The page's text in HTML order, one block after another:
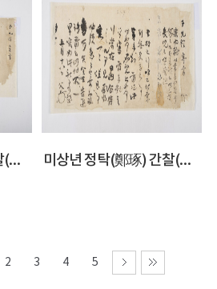
미상년 정탁(鄭琢) 간찰(簡札) 미상년 정탁(鄭琢) 간찰(簡札)
2 3 4 5